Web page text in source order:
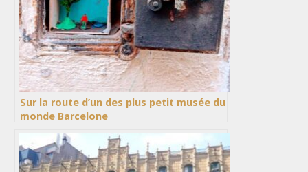
Sur la route d’un des plus petit musée du
monde Barcelone